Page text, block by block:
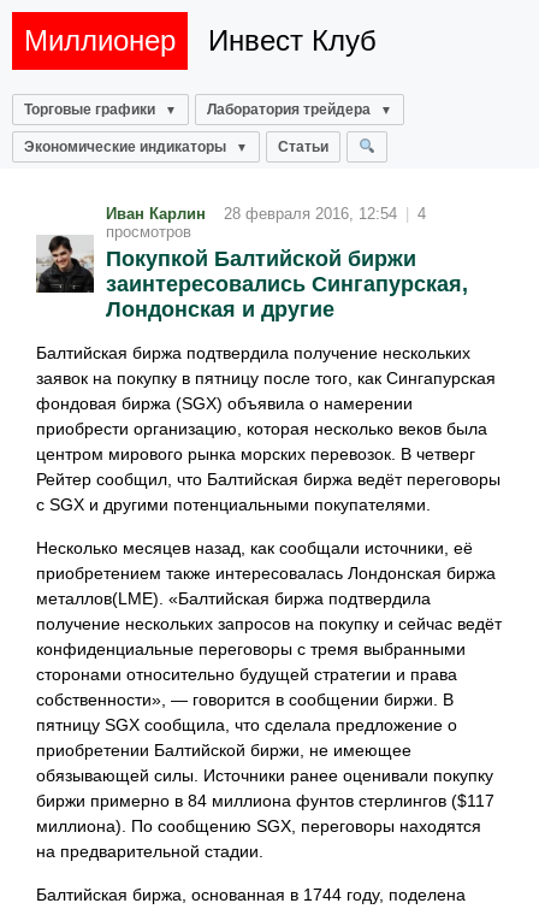
Миллионер Инвест Клуб
Торговые графики Лаборатория трейдера
Экономические индикаторы Статьи
Иван Карлин 28 февраля 2016, 12:54
4
просмотров
Покупкой Балтийской биржи
заинтересовались Сингапурская,
Лондонская и другие
Балтийская биржа подтвердила получение нескольких
заявок на покупку в пятницу после того, как Сингапурская
фондовая биржа (SGX) объявила о намерении
приобрести организацию, которая несколько веков была
центром мирового рынка морских перевозок. В четверг
Рейтер сообщил, что Балтийская биржа ведёт переговоры
с SGX и другими потенциальными покупателями.
Несколько месяцев назад, как сообщали источники, её
приобретением также интересовалась Лондонская биржа
металлов(LME). «Балтийская биржа подтвердила
получение нескольких запросов на покупку и сейчас ведёт
конфиденциальные переговоры с тремя выбранными
сторонами относительно будущей стратегии и права
собственности», — говорится в сообщении биржи. В
пятницу SGX сообщила, что сделала предложение о
приобретении Балтийской биржи, не имеющее
обязывающей силы. Источники ранее оценивали покупку
биржи примерно в 84 миллиона фунтов стерлингов ($117
миллиона). По сообщению SGX, переговоры находятся
на предварительной стадии.
Балтийская биржа, основанная в 1744 году, поделена